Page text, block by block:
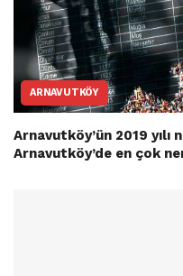
ARNAVUTKÖY
Arnavutköy’ün 2019 yılı
Arnavutköy’de en çok